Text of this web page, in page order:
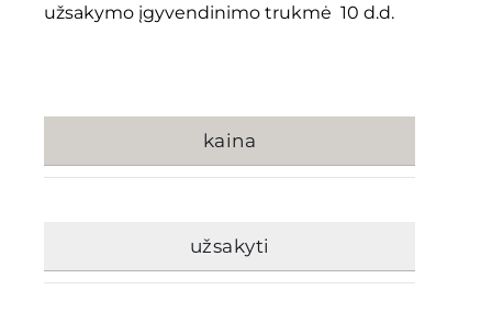
užsakymo įgyvendinimo trukmė 10 d.d.
kaina
užsakyti